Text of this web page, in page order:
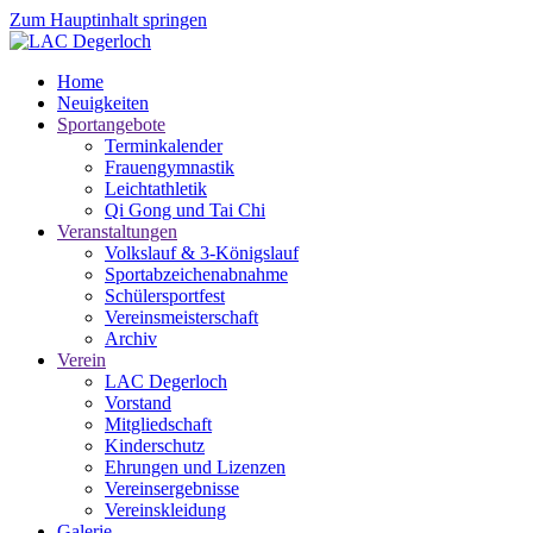
Zum Hauptinhalt springen
Home
Neuigkeiten
Sportangebote
Terminkalender
Frauengymnastik
Leichtathletik
Qi Gong und Tai Chi
Veranstaltungen
Volkslauf & 3-Königslauf
Sportabzeichenabnahme
Schülersportfest
Vereinsmeisterschaft
Archiv
Verein
LAC Degerloch
Vorstand
Mitgliedschaft
Kinderschutz
Ehrungen und Lizenzen
Vereinsergebnisse
Vereinskleidung